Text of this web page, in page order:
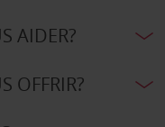
AIDER?
OFFRIR?